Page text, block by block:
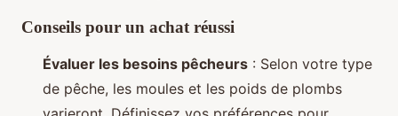
Conseils pour un achat réussi
Évaluer les besoins pêcheurs : Selon votre type
de pêche, les moules et les poids de plombs